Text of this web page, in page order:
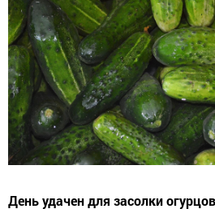
День удачен для засолки